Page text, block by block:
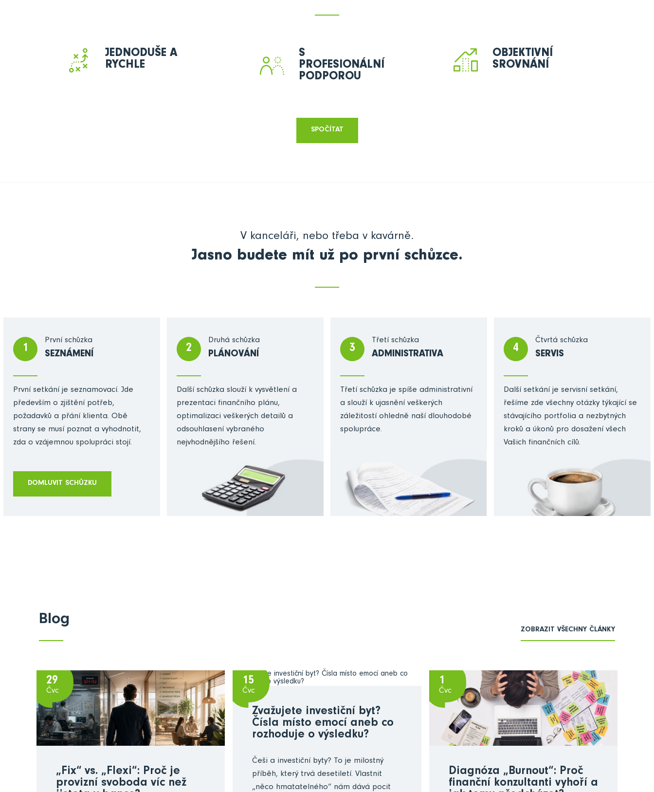
JEDNODUŠE A
RYCHLE
S
PROFESIONÁLNÍ
PODPOROU
OBJEKTIVNÍ
SROVNÁNÍ
SPOČÍTAT
V kanceláři, nebo třeba v kavárně.
Jasno budete mít už po první schůzce.
1
První schůzka
SEZNÁMENÍ
První setkání je seznamovací. Jde
především o zjištění potřeb,
požadavků a přání klienta. Obě
strany se musí poznat a vyhodnotit,
zda o vzájemnou spolupráci stojí.
DOMLUVIT SCHŮZKU
2
Druhá schůzka
PLÁNOVÁNÍ
Další schůzka slouží k vysvětlení a
prezentaci finančního plánu,
optimalizaci veškerých detailů a
odsouhlasení vybraného
nejvhodnějšího řešení.
3
Třetí schůzka
ADMINISTRATIVA
Třetí schůzka je spíše administrativní
a slouží k ujasnění veškerých
záležitostí ohledně naší dlouhodobé
spolupráce.
4
Čtvrtá schůzka
SERVIS
Další setkání je servisní setkání,
řešíme zde všechny otázky týkající se
stávajícího portfolia a nezbytných
kroků a úkonů pro dosažení všech
Vašich finančních cílů.
Blog
ZOBRAZIT VŠECHNY ČLÁNKY
29
Čvc
„Fix“ vs. „Flexi“: Proč je
provizní svoboda víc než
15
Čvc
Zvažujete investiční byt?
Čísla místo emocí aneb co
rozhoduje o výsledku?
Češi a investiční byty? To je milostný
příběh, který trvá desetiletí. Vlastnit
„něco hmatatelného“ nám dává pocit
1
Čvc
Diagnóza „Burnout“: Proč
finanční konzultanti vyhoří a